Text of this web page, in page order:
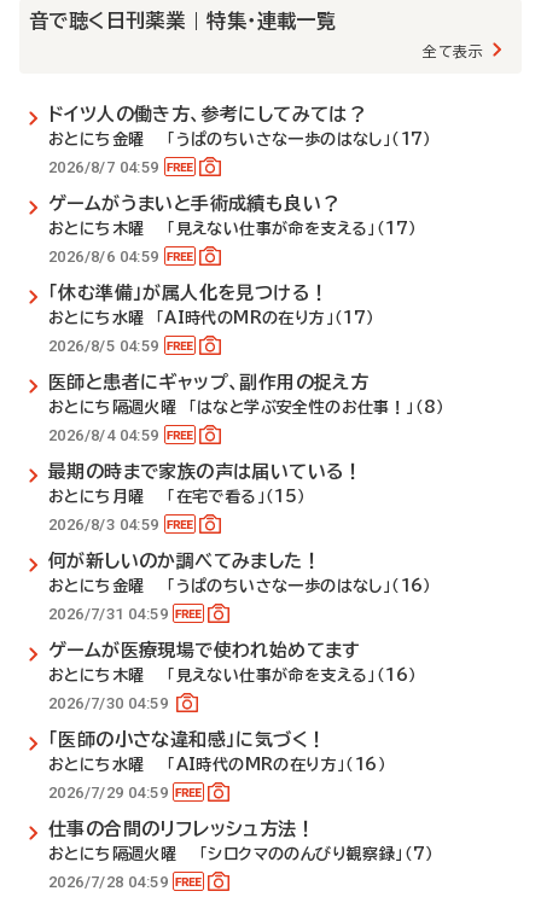
音で聴く日刊薬業 | 特集・連載一覧
全て表示
ドイツ人の働き方、参考にしてみては？
おとにち金曜 「うぱのちいさな一歩のはなし」（17）
2026/8/7 04:59
ゲームがうまいと手術成績も良い？
おとにち木曜 「見えない仕事が命を支える」（17）
2026/8/6 04:59
「休む準備」が属人化を見つける！
おとにち水曜 「AI時代のMRの在り方」（17）
2026/8/5 04:59
医師と患者にギャップ、副作用の捉え方
おとにち隔週火曜 「はなと学ぶ安全性のお仕事！」（8）
2026/8/4 04:59
最期の時まで家族の声は届いている！
おとにち月曜 「在宅で看る」（15）
2026/8/3 04:59
何が新しいのか調べてみました！
おとにち金曜 「うぱのちいさな一歩のはなし」（16）
2026/7/31 04:59
ゲームが医療現場で使われ始めてます
おとにち木曜 「見えない仕事が命を支える」（16）
2026/7/30 04:59
「医師の小さな違和感」に気づく！
おとにち水曜 「AI時代のMRの在り方」（16）
2026/7/29 04:59
仕事の合間のリフレッシュ方法！
おとにち隔週火曜 「シロクマののんびり観察録」（7）
2026/7/28 04:59